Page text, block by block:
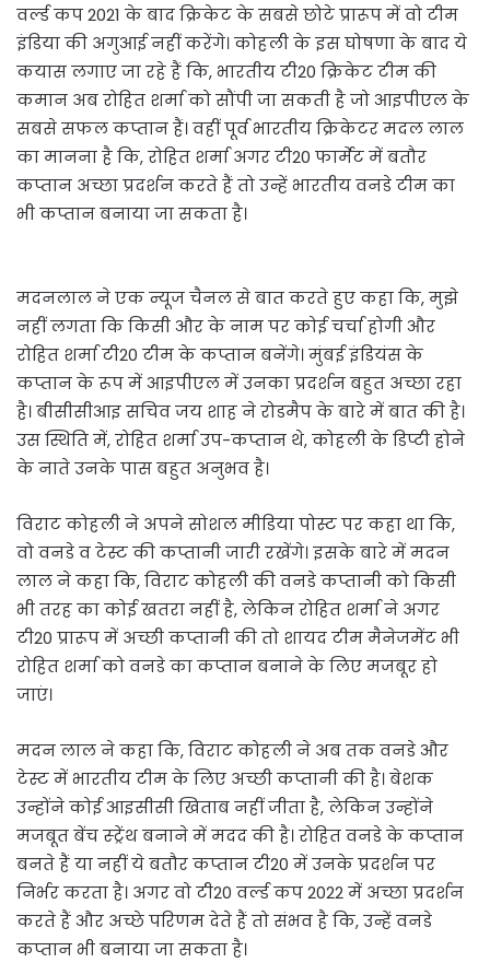
वर्ल्ड कप 2021 के बाद क्रिकेट के सबसे छोटे प्रारूप में वो टीम
इंडिया की अगुआई नहीं करेंगे। कोहली के इस घोषणा के बाद ये
कयास लगाए जा रहे हैं कि, भारतीय टी20 क्रिकेट टीम की
कमान अब रोहित शर्मा को सौंपी जा सकती है जो आइपीएल के
सबसे सफल कप्तान हैं। वहीं पूर्व भारतीय क्रिकेटर मदल लाल
का मानना है कि, रोहित शर्मा अगर टी20 फार्मेट में बतौर
कप्तान अच्छा प्रदर्शन करते हैं तो उन्हें भारतीय वनडे टीम का
भी कप्तान बनाया जा सकता है।
मदनलाल ने एक न्यूज चैनल से बात करते हुए कहा कि, मुझे
नहीं लगता कि किसी और के नाम पर कोई चर्चा होगी और
रोहित शर्मा टी20 टीम के कप्तान बनेंगे। मुंबई इंडियंस के
कप्तान के रूप में आइपीएल में उनका प्रदर्शन बहुत अच्छा रहा
है। बीसीसीआइ सचिव जय शाह ने रोडमैप के बारे में बात की है।
उस स्थिति में, रोहित शर्मा उप-कप्तान थे, कोहली के डिप्टी होने
के नाते उनके पास बहुत अनुभव है।
विराट कोहली ने अपने सोशल मीडिया पोस्ट पर कहा था कि,
वो वनडे व टेस्ट की कप्तानी जारी रखेंगे। इसके बारे में मदन
लाल ने कहा कि, विराट कोहली की वनडे कप्तानी को किसी
भी तरह का कोई खतरा नहीं है, लेकिन रोहित शर्मा ने अगर
टी20 प्रारूप में अच्छी कप्तानी की तो शायद टीम मैनेजमेंट भी
रोहित शर्मा को वनडे का कप्तान बनाने के लिए मजबूर हो
जाएं।
मदन लाल ने कहा कि, विराट कोहली ने अब तक वनडे और
टेस्ट में भारतीय टीम के लिए अच्छी कप्तानी की है। बेशक
उन्होंने कोई आइसीसी खिताब नहीं जीता है, लेकिन उन्होंने
मजबूत बेंच स्ट्रेंथ बनाने में मदद की है। रोहित वनडे के कप्तान
बनते हैं या नहीं ये बतौर कप्तान टी20 में उनके प्रदर्शन पर
निर्भर करता है। अगर वो टी20 वर्ल्ड कप 2022 में अच्छा प्रदर्शन
करते हैं और अच्छे परिणम देते हैं तो संभव है कि, उन्हें वनडे
कप्तान भी बनाया जा सकता है।